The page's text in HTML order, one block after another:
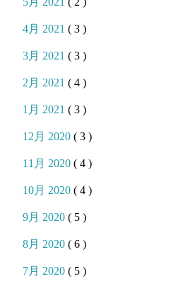
4月 2021( 3 )
3月 2021( 3 )
2月 2021( 4 )
1月 2021( 3 )
12月 2020( 3 )
11月 2020( 4 )
10月 2020( 4 )
9月 2020( 5 )
8月 2020( 6 )
7月 2020( 5 )